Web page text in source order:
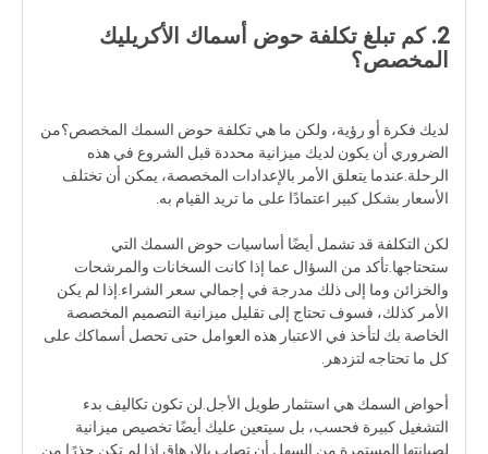
2. كم تبلغ تكلفة حوض أسماك الأكريليك
المخصص؟
لديك فكرة أو رؤية، ولكن ما هي تكلفة حوض السمك المخصص؟من
الضروري أن يكون لديك ميزانية محددة قبل الشروع في هذه
الرحلة.عندما يتعلق الأمر بالإعدادات المخصصة، يمكن أن تختلف
الأسعار بشكل كبير اعتمادًا على ما تريد القيام به.
لكن التكلفة قد تشمل أيضًا أساسيات حوض السمك التي
ستحتاجها.تأكد من السؤال عما إذا كانت السخانات والمرشحات
والخزائن وما إلى ذلك مدرجة في إجمالي سعر الشراء.إذا لم يكن
الأمر كذلك، فسوف تحتاج إلى تقليل ميزانية التصميم المخصصة
الخاصة بك لتأخذ في الاعتبار هذه العوامل حتى تحصل أسماكك على
كل ما تحتاجه لتزدهر.
أحواض السمك هي استثمار طويل الأجل.لن تكون تكاليف بدء
التشغيل كبيرة فحسب، بل سيتعين عليك أيضًا تخصيص ميزانية
لصيانتها المستمرة.من السهل أن تصاب بالإرهاق إذا لم تكن حذرًا.من